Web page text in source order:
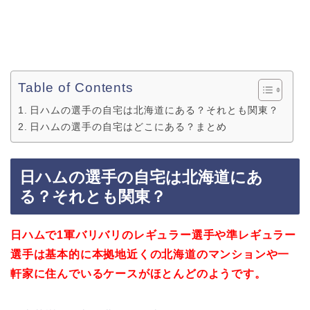
Table of Contents
日ハムの選手の自宅は北海道にある？それとも関東？
日ハムの選手の自宅はどこにある？まとめ
日ハムの選手の自宅は北海道にあ
る？それとも関東？
日ハムで1軍バリバリのレギュラー選手や準レギュラー
選手は基本的に本拠地近くの北海道のマンションや一
軒家に住んでいるケースがほとんどのようです。